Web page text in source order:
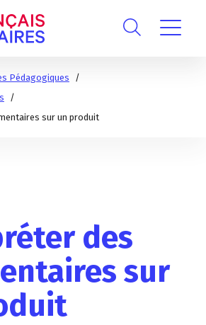
Pédagogiques
sur un produit
des
sur